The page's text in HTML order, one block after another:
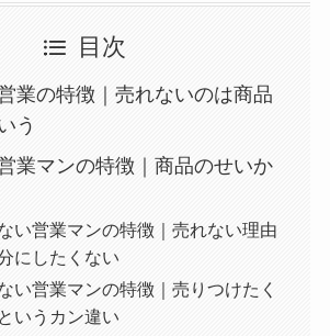
目次
業の特徴｜売れないのは商品
う
業マンの特徴｜商品のせいか
い営業マンの特徴｜売れない理由
にしたくない
い営業マンの特徴｜売りつけたく
いうカン違い